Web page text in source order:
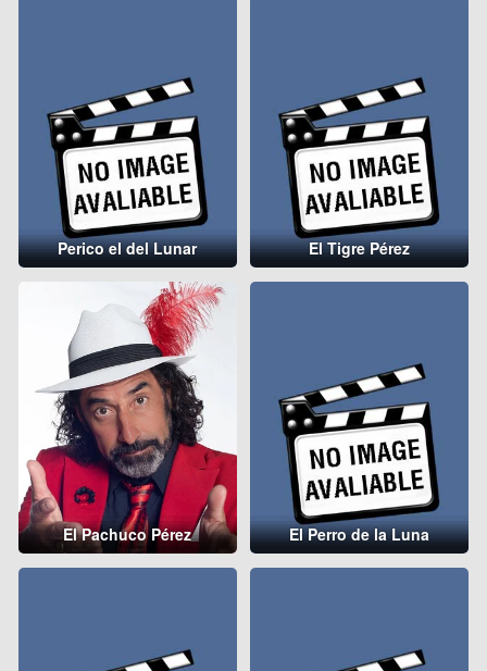
Perico el del Lunar El Tigre Pérez
El Pachuco Pérez El Perro de la Luna